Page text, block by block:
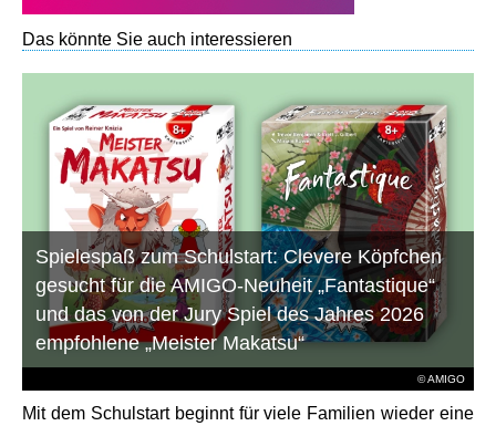
Das könnte Sie auch interessieren
© AMIGO
Spielespaß zum Schulstart: Clevere Köpfchen
gesucht für die AMIGO-Neuheit „Fantastique“
und das von der Jury Spiel des Jahres 2026
empfohlene „Meister Makatsu“
Mit dem Schulstart beginnt für viele Familien wieder eine